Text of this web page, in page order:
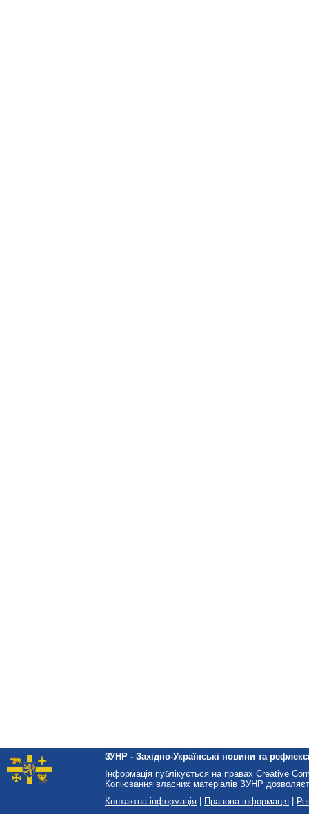
ЗУНР - Західно-Українські новини та
Інформація публікується на правах Creative
Копіювання власних матеріалів ЗУНР
Контактна інформація
Правова інформація